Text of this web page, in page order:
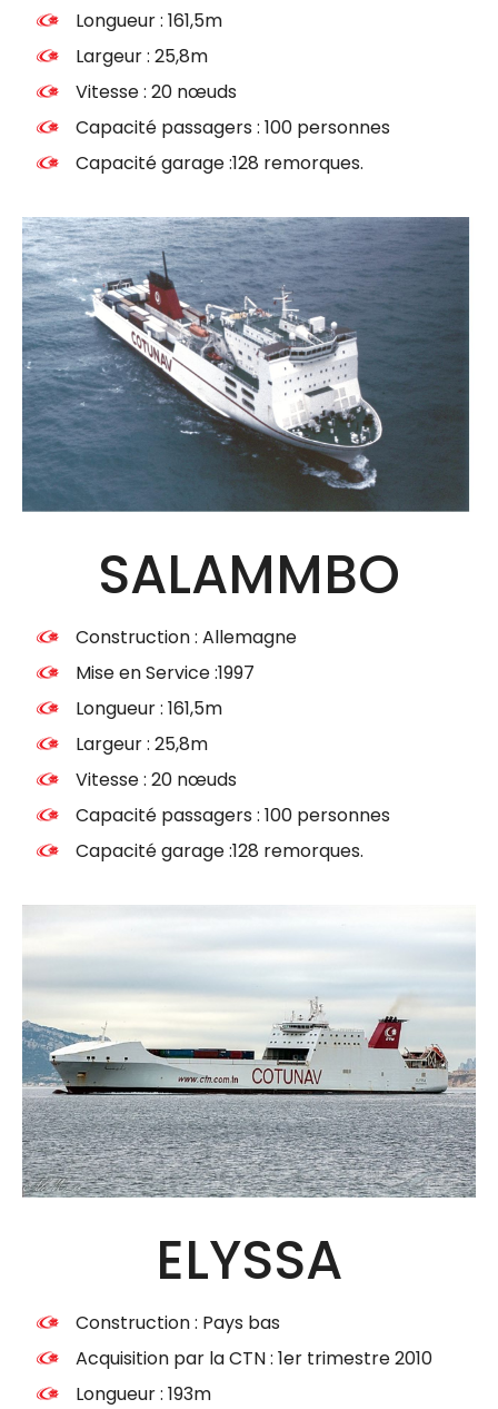
Longueur : 161,5m
Largeur : 25,8m
Vitesse : 20 nœuds
Capacité passagers : 100 personnes
Capacité garage :128 remorques.
SALAMMBO
Construction : Allemagne
Mise en Service :1997
Longueur : 161,5m
Largeur : 25,8m
Vitesse : 20 nœuds
Capacité passagers : 100 personnes
Capacité garage :128 remorques.
ELYSSA
Construction : Pays bas
Acquisition par la CTN : 1er trimestre 2010
Longueur : 193m